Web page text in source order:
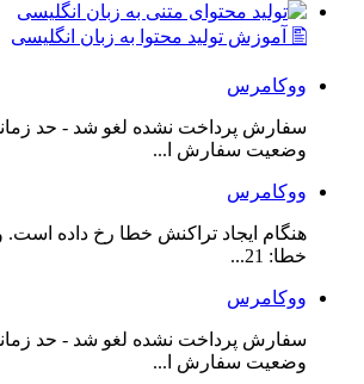
🖺 آموزش تولید محتوا به زبان انگلیسی
ووکامرس
سفارش پرداخت نشده لغو شد - حد
وضعیت سفارش ا...
ووکامرس
خطا: 21...
ووکامرس
سفارش پرداخت نشده لغو شد - حد
وضعیت سفارش ا...